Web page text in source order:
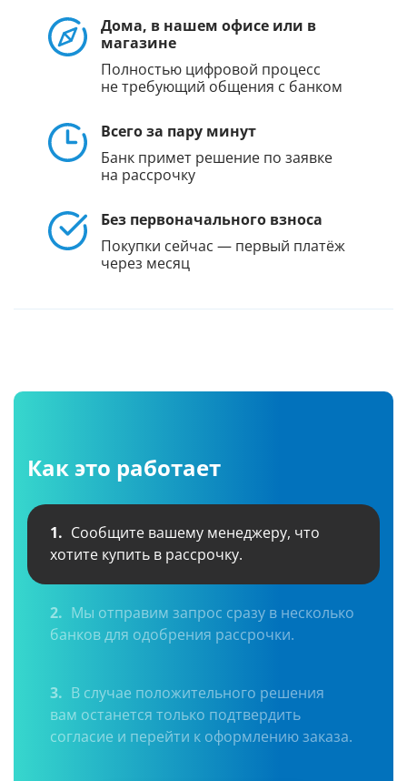
Дома, в нашем офисе или в
магазине
Полностью цифровой процесс
не требующий общения с банком
Всего за пару минут
Банк примет решение по заявке
на рассрочку
Без первоначального взноса
Покупки сейчас — первый платёж
через месяц
Как это работает
1. Сообщите вашему менеджеру, что
хотите купить в рассрочку.
2. Мы отправим запрос сразу в несколько
банков для одобрения рассрочки.
3. В случае положительного решения
вам останется только подтвердить
согласие и перейти к оформлению заказа.